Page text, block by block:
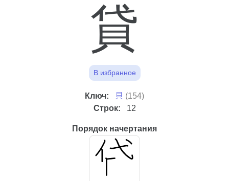
貸
В избранное
Ключ: ⾙ (154)
Строк:
12
Порядок начертания